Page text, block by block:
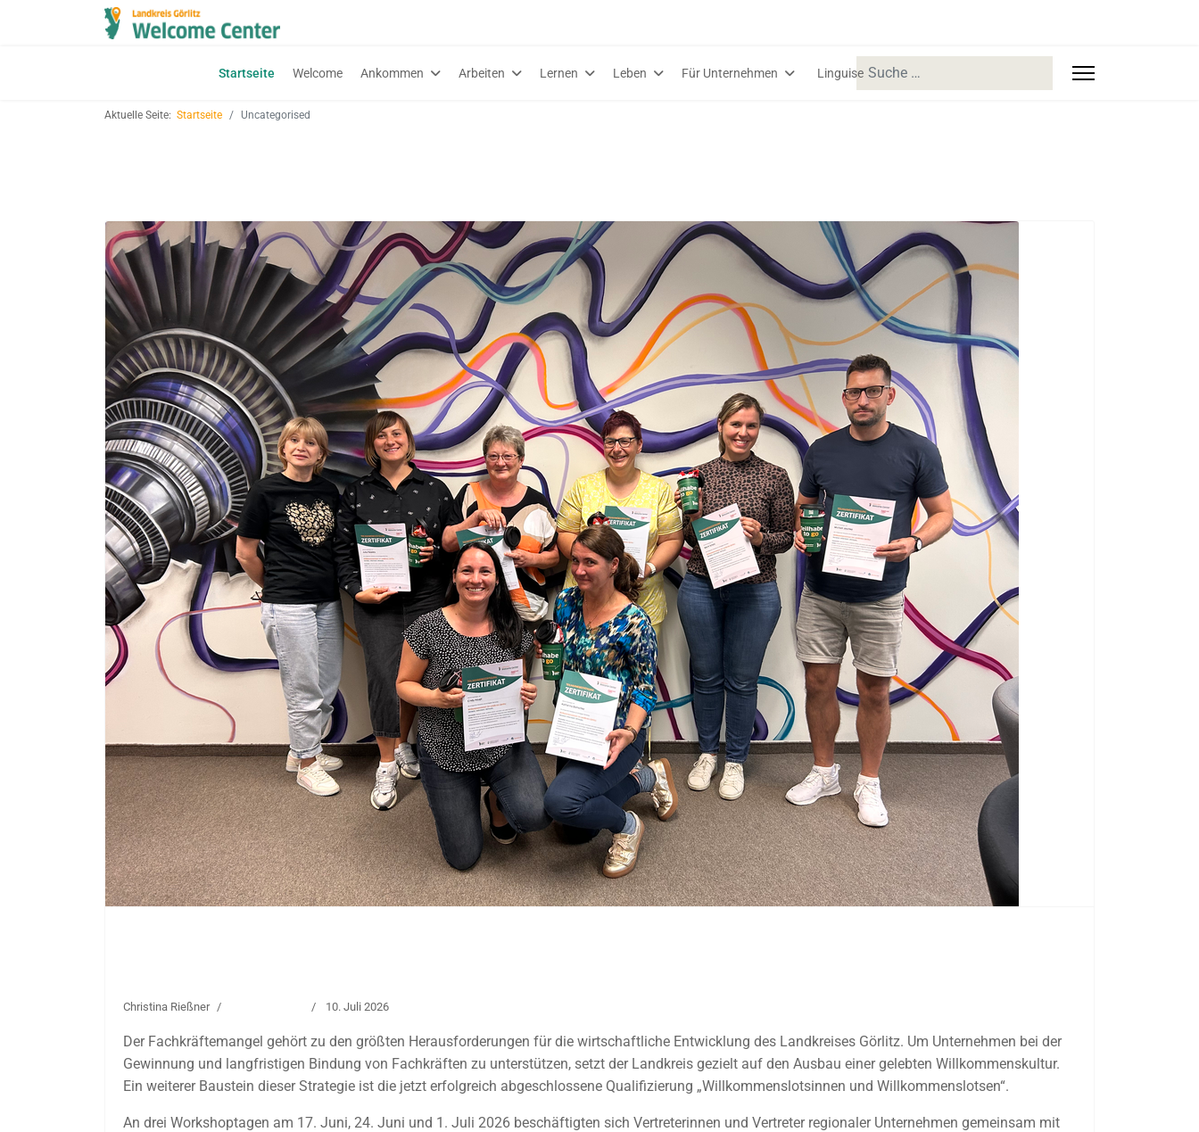
Startseite Welcome Ankommen Arbeiten Lernen Leben Für Unternehmen LinguiseSuchen
Aktuelle Seite: Startseite Uncategorised
Christina Rießner 10. Juli 2026
Der Fachkräftemangel gehört zu den größten Herausforderungen für die wirtschaftliche Entwicklung des Landkreises Görlitz. Um Unternehmen bei der
Gewinnung und langfristigen Bindung von Fachkräften zu unterstützen, setzt der Landkreis gezielt auf den Ausbau einer gelebten Willkommenskultur.
Ein weiterer Baustein dieser Strategie ist die jetzt erfolgreich abgeschlossene Qualifizierung „Willkommenslotsinnen und Willkommenslotsen“.
An drei Workshoptagen am 17. Juni, 24. Juni und 1. Juli 2026 beschäftigten sich Vertreterinnen und Vertreter regionaler Unternehmen gemeinsam mit